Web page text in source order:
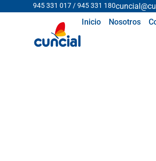
945 331 017 / 945 331 180
Inicio
Nosotros